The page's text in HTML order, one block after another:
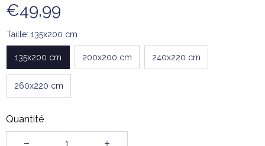
€49,99
Taille: 135x200 cm
135x200 cm 200x200 cm 240x220 cm
260x220 cm
Quantité